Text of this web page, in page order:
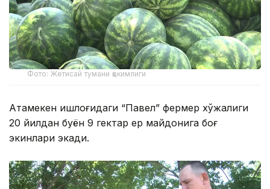
Фото: Жетисай тумани ҳокимлиги
Атамекен қишлоғидаги “Павел” фермер хўжалиги
20 йилдан буён 9 гектар ер майдонига боғ
экинлари экади.